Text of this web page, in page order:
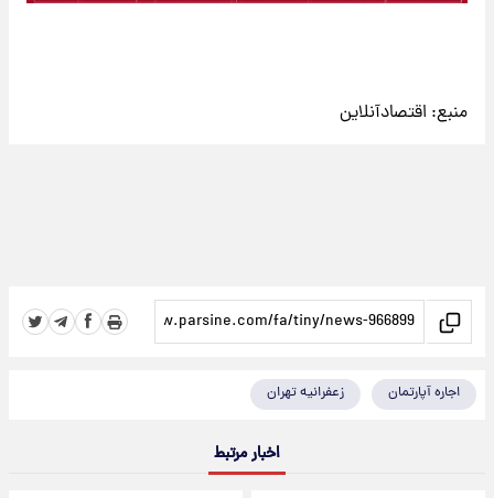
منبع: اقتصادآنلاین
اجاره آپارتمان زعفرانیه تهران
اخبار مرتبط